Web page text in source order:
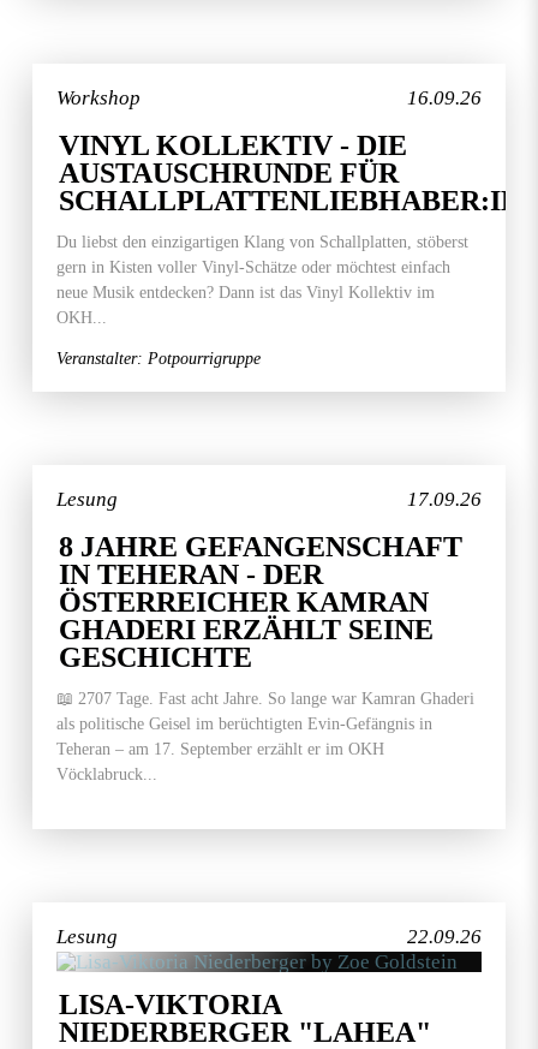
16.09.26
Workshop
VINYL KOLLEKTIV - DIE
AUSTAUSCHRUNDE FÜR
Du liebst den einzigartigen Klang von Schallplatten, stöberst
gern in Kisten voller Vinyl-Schätze oder möchtest einfach
neue Musik entdecken? Dann ist das Vinyl Kollektiv im
OKH...
Veranstalter: Potpourrigruppe
17.09.26
Lesung
8 JAHRE GEFANGENSCHAFT
IN TEHERAN - DER
ÖSTERREICHER KAMRAN
GHADERI ERZÄHLT SEINE
GESCHICHTE
📖 2707 Tage. Fast acht Jahre. So lange war Kamran Ghaderi
als politische Geisel im berüchtigten Evin-Gefängnis in
Teheran – am 17. September erzählt er im OKH
Vöcklabruck...
22.09.26
Lesung
LISA-VIKTORIA
NIEDERBERGER "LAHEA"